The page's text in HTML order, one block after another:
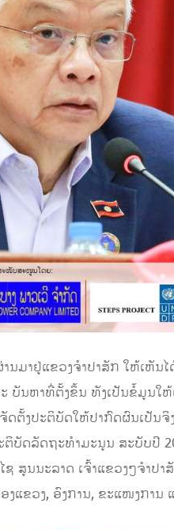
ມາຢູ່ແຂວງຈຳປາສັກ ໃຫ້ເຫັນ
ນຫາທີ່ຕັ້ງຂຶ້ນ ທັງເປັນຂໍ້ມູນໃຫ້
ງປະຕິບັດໃຫ້ປາກົດຜົນເປັນ
ບັດລັດຖະທຳມະນູນ ສະບັບປີ
ສູນນະລາດ ເຈົ້າແຂວງໆຈຳປ
ຂວງ, ອົງການ, ຂະແໜງການ